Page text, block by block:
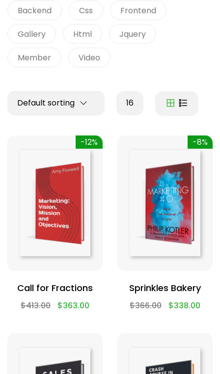
Backend Css Frontend
Gallery Html Jquery
Member Video
Default sorting 16
-12%
Call for Fractions
$413.00 $363.00
-8%
Sprinkles Bakery
$366.00 $338.00